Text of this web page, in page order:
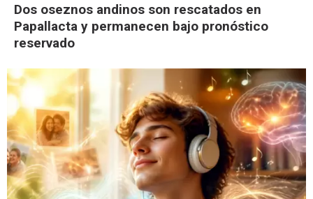
Dos oseznos andinos son rescatados en
Papallacta y permanecen bajo pronóstico
reservado